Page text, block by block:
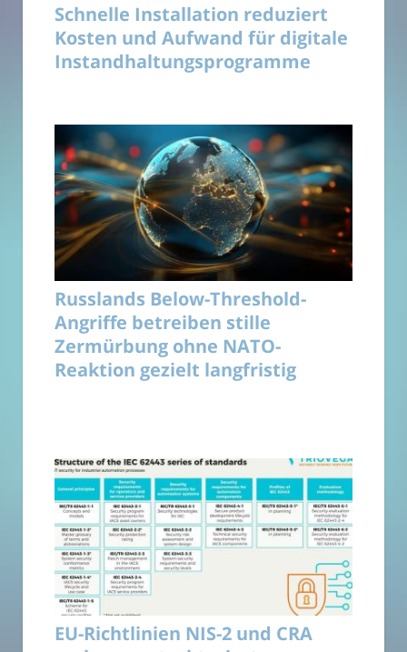
Schnelle Installation reduziert
Kosten und Aufwand für digitale
Instandhaltungsprogramme
Russlands Below-Threshold-
Angriffe betreiben stille
Zermürbung ohne NATO-
Reaktion gezielt langfristig
EU-Richtlinien NIS-2 und CRA